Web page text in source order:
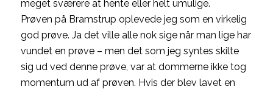
meget sværere at hente eller helt umulige.
Prøven på Bramstrup oplevede jeg som en virkelig
god prøve. Ja det ville alle nok sige når man lige har
vundet en prøve – men det som jeg syntes skilte
sig ud ved denne prøve, var at dommerne ikke tog
momentum ud af prøven. Hvis der blev lavet en